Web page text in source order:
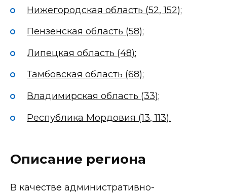
Нижегородская область (52, 152);
Пензенская область (58);
Липецкая область (48);
Тамбовская область (68);
Владимирская область (33);
Республика Мордовия (13, 113).
Описание региона
В качестве административно-